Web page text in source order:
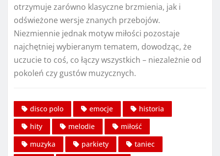
otrzymuje zarówno klasyczne brzmienia, jak i
odświeżone wersje znanych przebojów.
Niezmiennie jednak motyw miłości pozostaje
najchętniej wybieranym tematem, dowodząc, że
uczucie to coś, co łączy wszystkich – niezależnie od
pokoleń czy gustów muzycznych.
disco polo emocje
historia
hity
melodie
miłość
muzyka
parkiety
taniec